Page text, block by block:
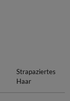
Strapaziertes
Haar